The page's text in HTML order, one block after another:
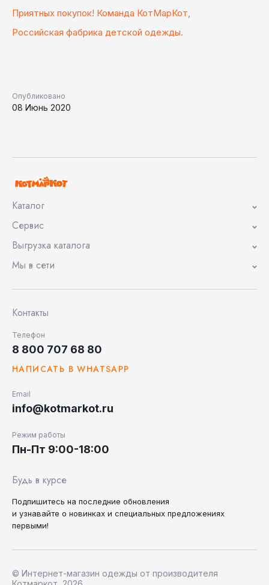
Приятных покупок! Команда КотМарКот,
Российская фабрика детской одежды.
Опубликовано
08 Июнь 2020
Каталог
Сервис
Выгрузка каталога
Мы в сети
Контакты
Телефон
8 800 707 68 80
НАПИСАТЬ В WHATSAPP
Email
info@kotmarkot.ru
Режим работы
Пн-Пт 9:00-18:00
Будь в курсе
Подпишитесь на последние обновления
и узнавайте о новинках и специальных предложениях
первыми!
© Интернет-магазин одежды от производителя